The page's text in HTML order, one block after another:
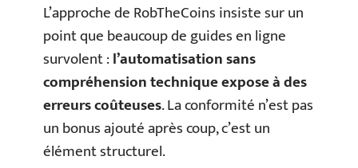
L’approche de RobTheCoins insiste sur un
point que beaucoup de guides en ligne
survolent :l’automatisation sans
compréhension technique expose à des
erreurs coûteuses. La conformité n’est pas
un bonus ajouté après coup, c’est un
élément structurel.